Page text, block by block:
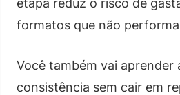
etapa reduz o risco de
formatos que não
Você também vai aprender
consistência sem cair em